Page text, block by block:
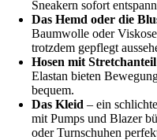
Sneakern sofort
Das Hemd oder die
Baumwolle oder
trotzdem gepflegt
Hosen mit Stretchanteil
Elastan bieten
bequem.
Das Kleid – ein
mit Pumps und Blazer
oder Turnschuhen